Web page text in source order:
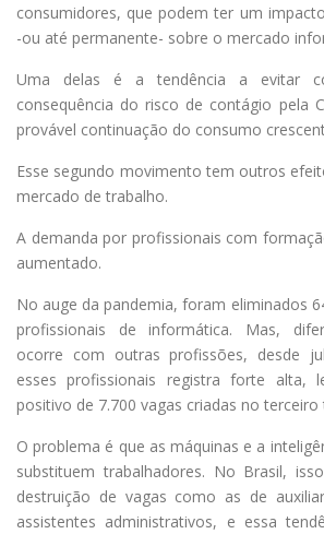
consumidores, que podem ter um
-ou até permanente- sobre o mercado
Uma delas é a tendência a evitar
consequência do risco de contágio pela
provável continuação do consumo
Esse segundo movimento tem outros
mercado de trabalho.
A demanda por profissionais com
aumentado.
No auge da pandemia, foram eliminados
profissionais de informática. Mas,
ocorre com outras profissões, desde
esses profissionais registra forte alta,
positivo de 7.700 vagas criadas no terceiro
O problema é que as máquinas e a
substituem trabalhadores. No Brasil,
destruição de vagas como as de
assistentes administrativos, e essa